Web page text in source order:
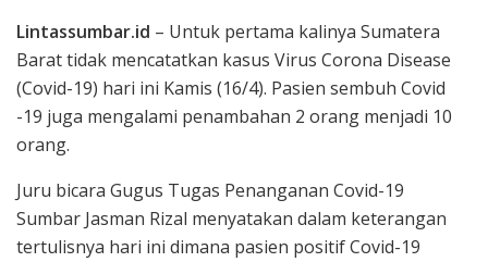
Lintassumbar.id – Untuk pertama kalinya Sumatera
Barat tidak mencatatkan kasus Virus Corona Disease
(Covid-19) hari ini Kamis (16/4). Pasien sembuh Covid
-19 juga mengalami penambahan 2 orang menjadi 10
orang.
Juru bicara Gugus Tugas Penanganan Covid-19
Sumbar Jasman Rizal menyatakan dalam keterangan
tertulisnya hari ini dimana pasien positif Covid-19